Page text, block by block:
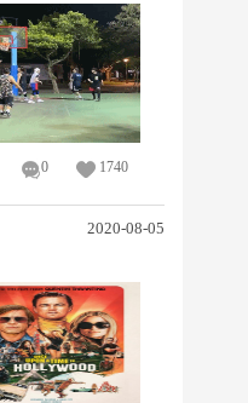
0 1740
2020-08-05